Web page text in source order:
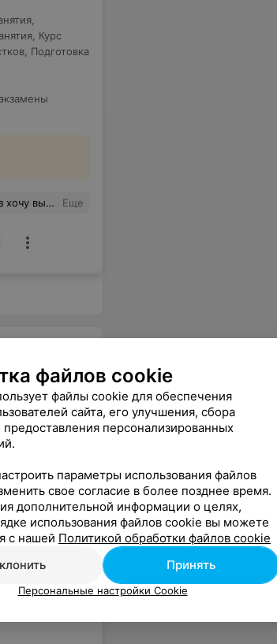
Курс
Подготовка
подготовиться к экзамену. Спасибо огромное! Еще
,
довольна! Спасибо Ольга! Еще
файлов cookie
файлы cookie для обеспечения
сайта, его улучшения, сбора
предоставления персонализированных
параметры использования файлов
свое согласие в более позднее время.
дополнительной информации о целях,
использования файлов cookie вы можете
с нашей Политикой обработки файлов cookie
Принять
Персональные настройки Cookie